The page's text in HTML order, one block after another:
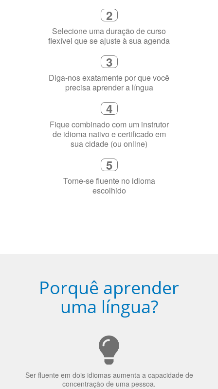
2
Selecione uma duração de curso
flexível que se ajuste à sua agenda
3
Diga-nos exatamente por que você
precisa aprender a língua
4
Fique combinado com um instrutor
de idioma nativo e certificado em
sua cidade (ou online)
5
Torne-se fluente no idioma
escolhido
Porquê aprender
uma língua?
Ser fluente em dois idiomas aumenta a capacidade de
concentração de uma pessoa.